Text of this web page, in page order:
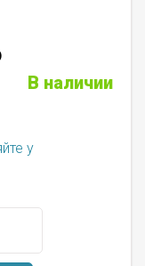
В наличии
у